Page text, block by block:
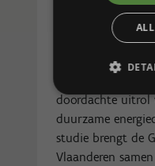
De transitie naar
binnenvaart
doordachte
duurzame
studie brengt de
Vlaanderen